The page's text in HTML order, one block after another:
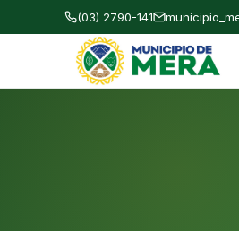
(03) 2790-141
Gobierno Autónomo